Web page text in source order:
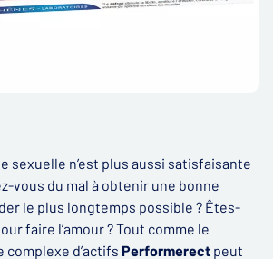
sexuelle n’est plus aussi satisfaisante
vous du mal à obtenir une bonne
le plus longtemps possible ? Êtes-
faire l’amour ? Tout comme le
complexe d’actifs Performerect peut